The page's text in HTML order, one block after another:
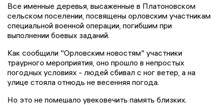
Все именные деревья, высаженные в Платоновском
сельском поселении, посвящены орловским участникам
специальной военной операции, погибшим при
выполнении боевых заданий.
Как сообщили "Орловским новостям" участники
траурного мероприятия, оно прошло в непростых
погодных условиях - людей сбивал с ног ветер, а на
улице стояла отнюдь не весенняя погода.
Но это не помешало увековечить память близких.